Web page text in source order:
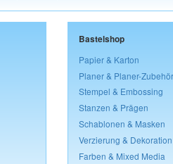
Bastelshop
Papier & Karton
Planer & Planer-Zubehör
Stempel & Embossing
Stanzen & Prägen
Schablonen & Masken
Verzierung & Dekoration
Farben & Mixed Media